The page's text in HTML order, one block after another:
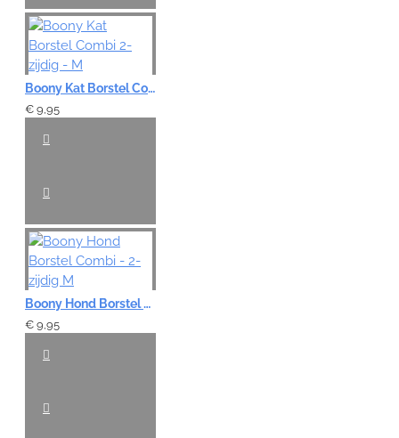
Boony Kat Borstel Combi 2-zijdig - M
€ 9,95
Boony Hond Borstel Combi - 2-zijdig M
€ 9,95